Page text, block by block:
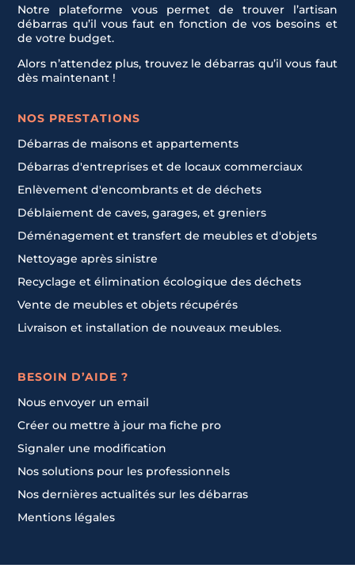
Notre plateforme vous permet de trouver l’artisan
débarras qu’il vous faut en fonction de vos besoins et
de votre budget.
Alors n’attendez plus, trouvez le débarras qu’il vous faut
dès maintenant !
NOS PRESTATIONS
Débarras de maisons et appartements
Débarras d'entreprises et de locaux commerciaux
Enlèvement d'encombrants et de déchets
Déblaiement de caves, garages, et greniers
Déménagement et transfert de meubles et d'objets
Nettoyage après sinistre
Recyclage et élimination écologique des déchets
Vente de meubles et objets récupérés
Livraison et installation de nouveaux meubles.
BESOIN D’AIDE ?
Nous envoyer un email
Créer ou mettre à jour ma fiche pro
Signaler une modification
Nos solutions pour les professionnels
Nos dernières actualités sur les débarras
Mentions légales